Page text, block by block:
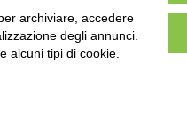
Tel:0172-478161
Fax: 0172-487399
archiviare, accedere
degli annunci.
alcuni tipi di cookie.